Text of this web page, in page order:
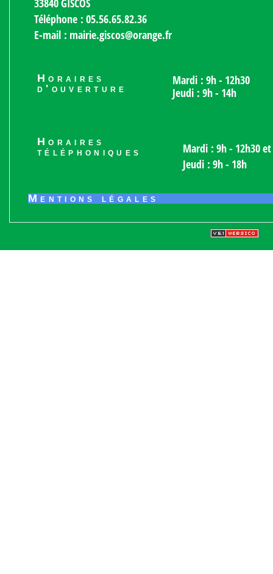
33840 GISCOS
Téléphone : 05.56.65.82.36
E-mail : mairie.giscos@orange.fr
Horaires
d'ouverture
Mardi : 9h - 12h30
Jeudi : 9h - 14h
Horaires
téléphoniques
Mardi : 9h - 12h30
Jeudi : 9h - 18h
Mentions légales